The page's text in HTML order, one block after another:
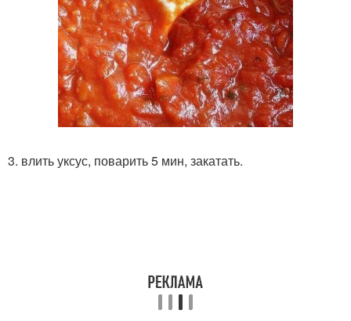
3. влить уксус, поварить 5 мин, закатать.